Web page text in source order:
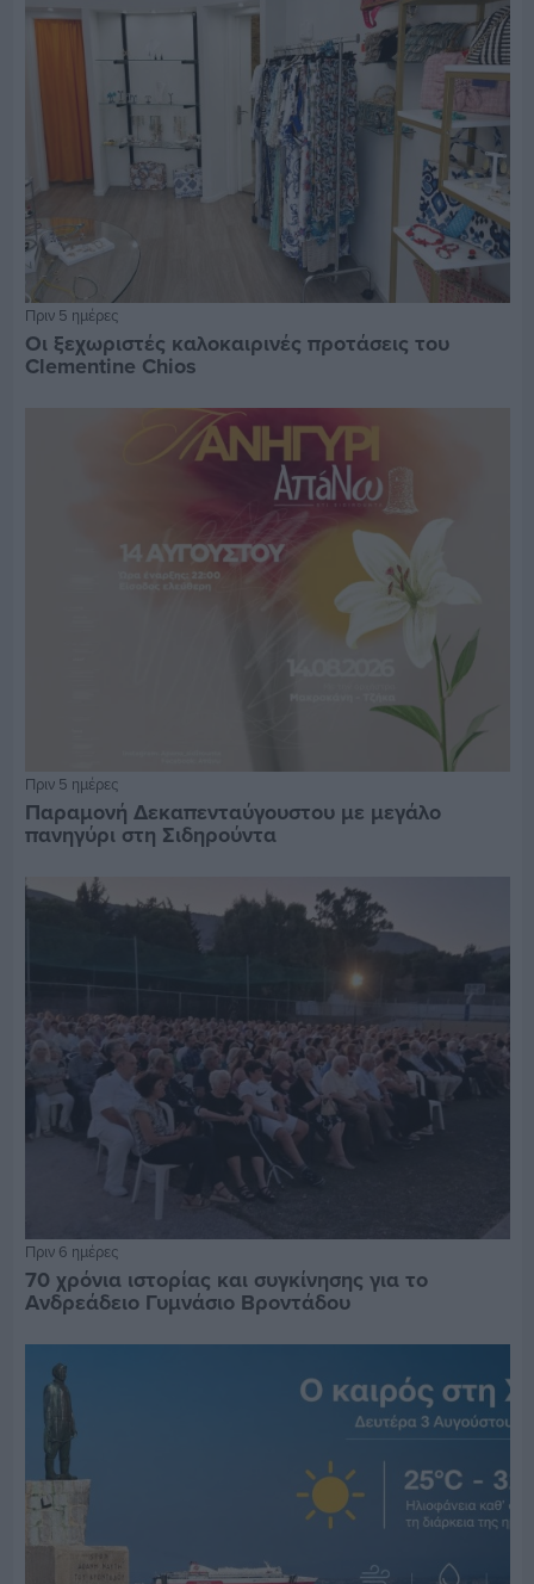
Πριν 5 ημέρες
Οι ξεχωριστές καλοκαιρινές προτάσεις του
Clementine Chios
Πριν 5 ημέρες
Παραμονή Δεκαπενταύγουστου με μεγάλο
πανηγύρι στη Σιδηρούντα
Πριν 6 ημέρες
70 χρόνια ιστορίας και συγκίνησης για το
Ανδρεάδειο Γυμνάσιο Βροντάδου